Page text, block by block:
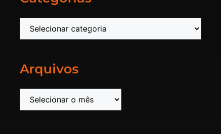
Arquivos